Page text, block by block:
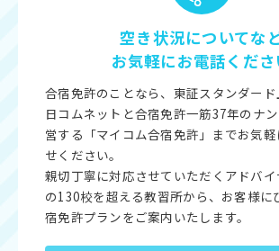
空き状況についてな
お気軽にお電話くださ
合宿免許のことなら、東証スタンダー
日コムネットと合宿免許一筋37年のナ
営する「マイコム合宿免許」までお気
せください。
親切丁寧に対応させていただくアドバ
の130校を超える教習所から、お客様に
宿免許プランをご案内いたします。